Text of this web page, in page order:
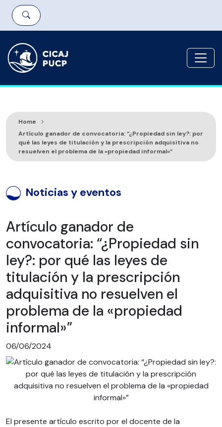
Home
Artículo ganador de convocatoria: “¿Propiedad sin ley?: por
qué las leyes de titulación y la prescripción adquisitiva no
resuelven el problema de la «propiedad informal»”
Noticias y eventos
Artículo ganador de
convocatoria: “¿Propiedad sin
ley?: por qué las leyes de
titulación y la prescripción
adquisitiva no resuelven el
problema de la «propiedad
informal»”
06/06/2024
El presente artículo escrito por el docente de la